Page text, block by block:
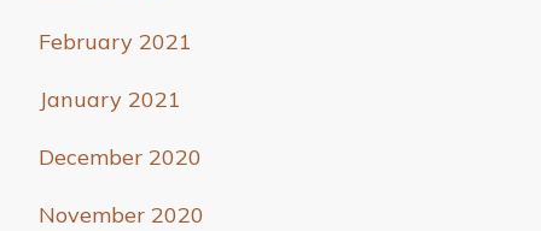
February 2021
January 2021
December 2020
November 2020